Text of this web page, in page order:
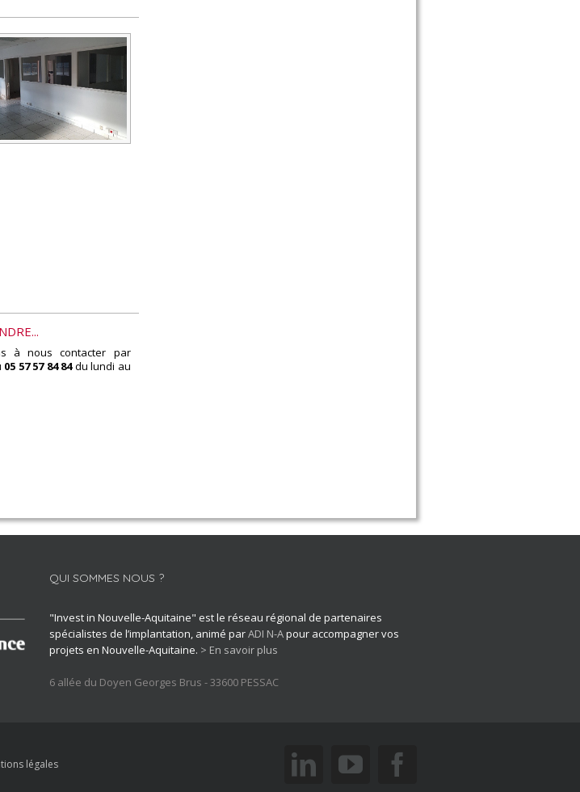
à nous contacter par
05 57 57 84 84du lundi au
QUI SOMMES NOUS ?
"Invest in Nouvelle-Aquitaine" est le réseau régional de partenaires
spécialistes de l’implantation, animé parADI N-Apour accompagner vos
projets en Nouvelle-Aquitaine. > En savoir plus
6 allée du Doyen Georges Brus - 33600 PESSAC
légales linkedinyoutube